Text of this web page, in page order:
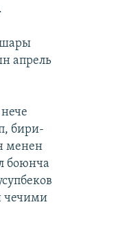
апрель
бири-
менен
боюнча
чечими